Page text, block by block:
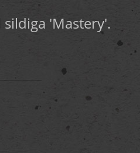
sildiga 'Mastery'.